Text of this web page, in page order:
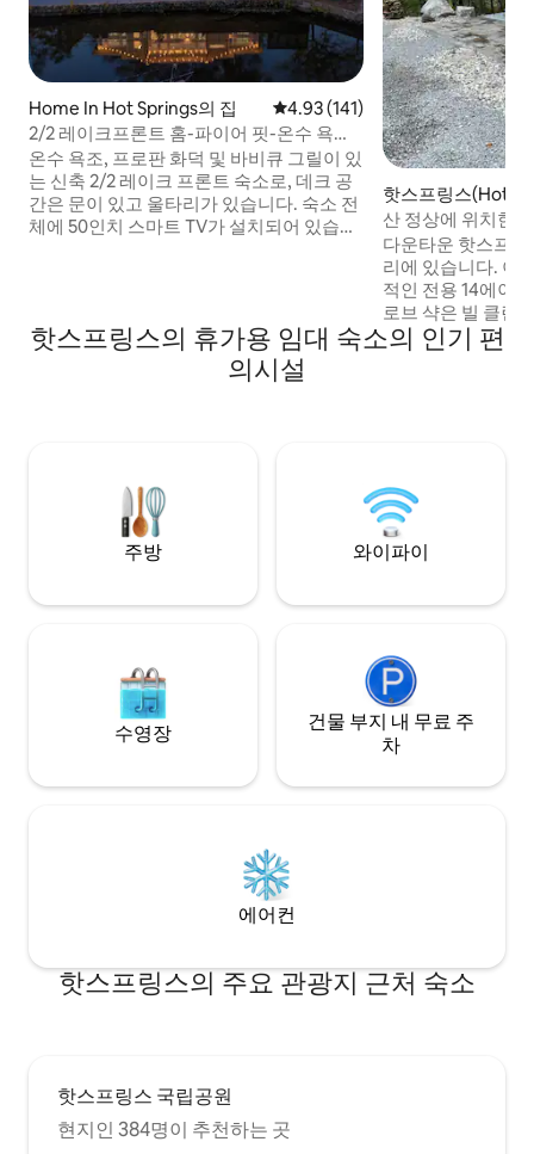
Home In Hot Springs의 집 평점 4.93점(5점 만점), 후기 141
4.93 (141)
2/2 레이크프론트 홈-파이어 핏-온수 욕조
및 게임 룸!
온수 욕조, 프로판 화덕 및 바비큐 그릴이 있
는 신축 2/2 레이크 프론트 숙소로, 데크 공
간은 문이 있고 울타리가 있습니다. 숙소 전
체에 50인치 스마트 TV가 설치되어 있습니
커/게임 테이블, 50인치 스마트 TV와 초고
속 와이파이가 갖춰져 있습니다. 전망대와
공동 사용 보트 선착장. 온 가족이 함께 즐길
핫스프링스(Hot
통나무집
산 정상에 위치한
커
다운타운 핫스프
리에 있습니다. 이 독특하고 반려동물 친화
적인 전용 14에이
로브 샥은 빌 클린
을 제 산 정상으로
문을 잠글 수 있는
그릴.
핫스프링스의 휴가용 임대 숙소의 인기 편
의시설
주방 와이파이
수영장
건물 부지 내 무료 주
차
에어컨
핫스프링스의 주요 관광지 근처 숙소
핫스프링스 국립공원
현지인 384명이 추천하는 곳